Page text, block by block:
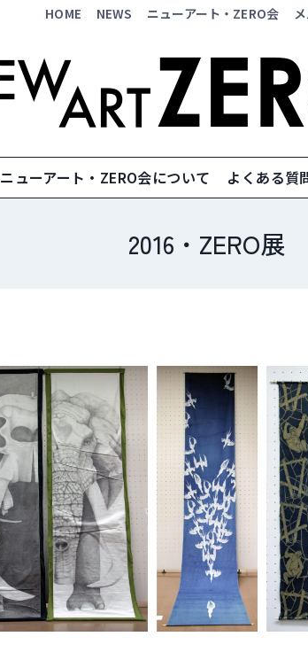
HOME NEWS ニューアート・ZERO会
ニューアート・ZERO会について よくある質
2016・ZERO展